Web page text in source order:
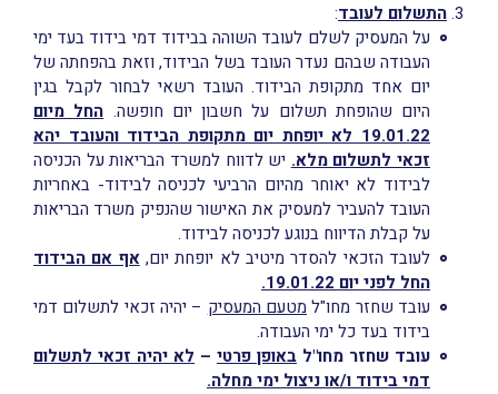
התשלום לעובד:
על המעסיק לשלם לעובד השוהה בבידוד דמי בידוד בעד ימי
העבודה שבהם נעדר העובד בשל הבידוד, וזאת בהפחתה של
יום אחד מתקופת הבידוד. העובד רשאי לבחור לקבל בגין
היום שהופחת תשלום על חשבון יום חופשה. החל מיום
19.01.22 לא יופחת יום מתקופת הבידוד והעובד יהא
זכאי לתשלום מלא. יש לדווח למשרד הבריאות על הכניסה
לבידוד לא יאוחר מהיום הרביעי לכניסה לבידוד- באחריות
העובד להעביר למעסיק את האישור שהנפיק משרד הבריאות
על קבלת הדיווח בנוגע לכניסה לבידוד.
לעובד הזכאי להסדר מיטיב לא יופחת יום,אף אם הבידוד
החל לפני יום 19.01.22.
עובד שחזר מחו"ל מטעם המעסיק – יהיה זכאי לתשלום דמי
בידוד בעד כל ימי העבודה.
עובד שחזר מחו"ל באופן פרטי – לא יהיה זכאי לתשלום
דמי בידוד ו/או ניצול ימי מחלה.